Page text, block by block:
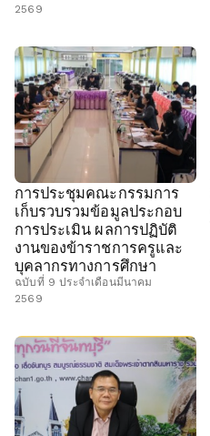
2569
การประชุมคณะกรรมการ
เก็บรวบรวมข้อมูลประกอบ
การประเมิน ผลการปฏิบัติ
งานของข้าราชการครูและ
บุคลากรทางการศึกษา
ฉบับที่ 9 ประจำเดือนมีนาคม
2569